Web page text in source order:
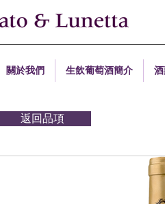
關於我們 生飲葡萄酒簡介
返回品項